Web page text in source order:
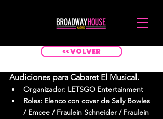
<< VOLVER
Audiciones para Cabaret El Musical.
Organizador: LETSGO Entertainment
Roles: Elenco con cover de Sally Bowles
/ Emcee / Fraulein Schneider / Fraulein